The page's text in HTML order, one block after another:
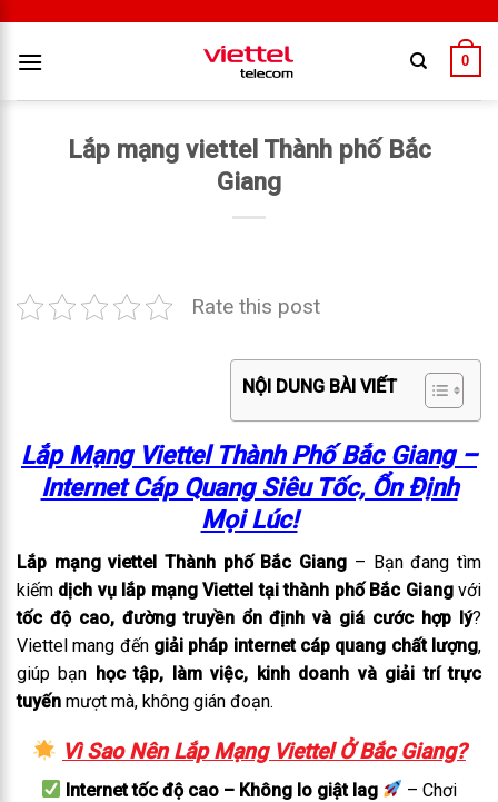
0
Lắp mạng viettel Thành phố Bắc
Giang
Rate this post
NỘI DUNG BÀI VIẾT
Lắp Mạng Viettel Thành Phố Bắc Giang –
Internet Cáp Quang Siêu Tốc, Ổn Định
Mọi Lúc!
Lắp mạng viettel Thành phố Bắc Giang – Bạn đang tìm
kiếm dịch vụ lắp mạng Viettel tại thành phố Bắc Giangvới
tốc độ cao, đường truyền ổn định và giá cước hợp lý?
Viettel mang đến giải pháp internet cáp quang chất lượng,
giúp bạn học tập, làm việc, kinh doanh và giải trí trực
tuyến mượt mà, không gián đoạn.
Vì Sao Nên Lắp Mạng Viettel Ở Bắc Giang?
Internet tốc độ cao – Không lo giật lag
– Chơi